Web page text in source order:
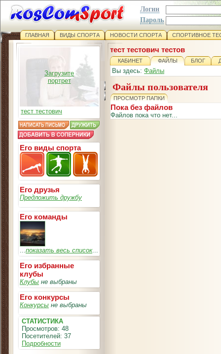
Логин
Пароль
ГЛАВНАЯ ВИДЫ СПОРТА НОВОСТИ СПОРТА СПОРТИВНОЕ
Загрузите
портрет
тест тестович
Его виды спорта
Его друзья
Предложить дружбу
Его команды
...показать весь список...
Его избранные
клубы
Клубы не выбраны
Его конкурсы
Конкурсы не выбраны
СТАТИСТИКА
Просмотров: 48
Посетителей: 37
Подробности
тест тестович тестов
КАБИНЕТ ФАЙЛЫ БЛОГ
Вы здесь: Файлы
Файлы пользователя
ПРОСМОТР ПАПКИ
Пока без файлов
Файлов пока что нет...